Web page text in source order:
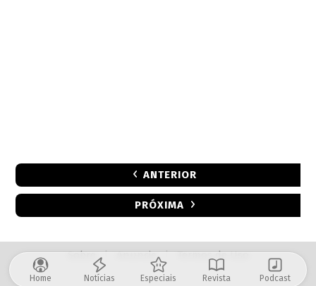
ANTERIOR
PRÓXIMA
Sobre | Anuncie | Termos de Uso
Home Notícias Especiais Revista Podcast